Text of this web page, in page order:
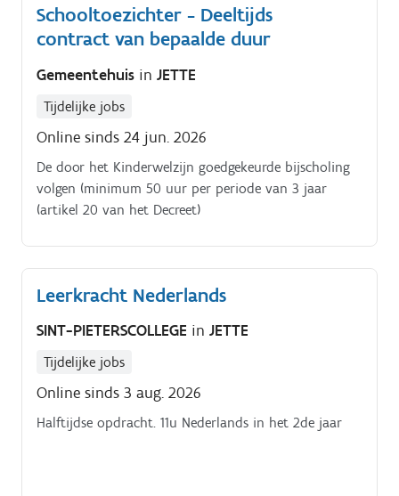
organiseren van de spelactiviteiten Toezicht houden
tijdens de slaapmomenten Het digitaal bijhouden
linnen Eten klaarmaken en aan de kindjes geven.
Schooltoezichter - Deeltijds
contract van bepaalde duur
Gemeentehuis in JETTE
Tijdelijke jobs
Online sinds 24 jun. 2026
De door het Kinderwelzijn goedgekeurde bijscholing
volgen (minimum 50 uur per periode van 3 jaar
(artikel 20 van het Decreet)
Leerkracht Nederlands
SINT-PIETERSCOLLEGE in JETTE
Tijdelijke jobs
Online sinds 3 aug. 2026
Halftijdse opdracht. 11u Nederlands in het 2de jaar